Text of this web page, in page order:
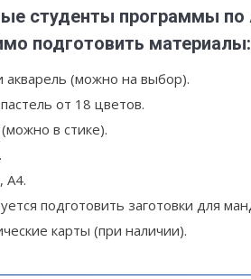
студенты программы по
подготовить материалы:
акварель (можно на выбор).
от 18 цветов.
в стике).
А4.
подготовить заготовки для
карты (при наличии).